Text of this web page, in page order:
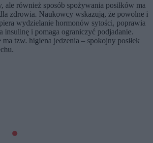
ale również sposób spożywania posiłków ma
zdrowia. Naukowcy wskazują, że powolne i
wydzielanie hormonów sytości, poprawia
insulinę i pomaga ograniczyć podjadanie.
tzw. higiena jedzenia – spokojny posiłek